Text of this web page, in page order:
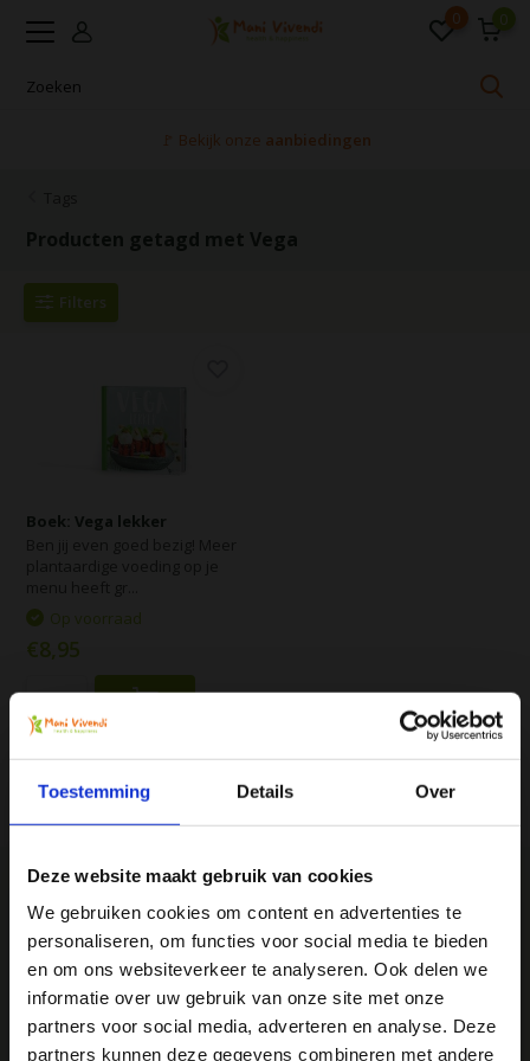
Toestemming Details Over
Deze website maakt gebruik van cookies
We gebruiken cookies om content en advertenties te
personaliseren, om functies voor social media te bieden
en om ons websiteverkeer te analyseren. Ook delen we
informatie over uw gebruik van onze site met onze
partners voor social media, adverteren en analyse. Deze
partners kunnen deze gegevens combineren met andere
0 0
🚩 Bekijk onze aanbiedingen
Producten getagd met Vega
Filters
Boek: Vega lekker
Op voorraad
€8,95
We♥health & happiness
Mani Vivendi gezondheidsproducten: Net dat
beetje extra!
Ja, ik wil 5% korting op mijn
volgende bestelling!